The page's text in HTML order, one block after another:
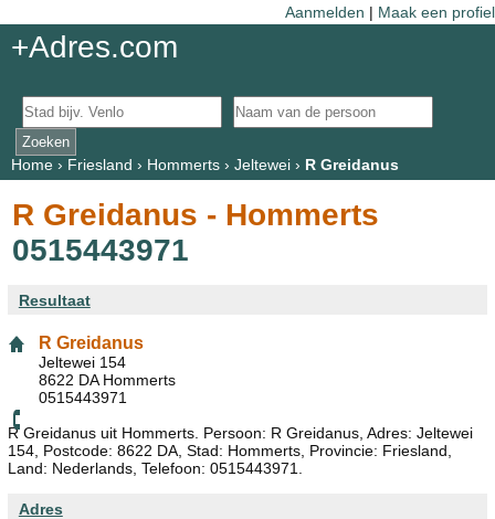
Aanmelden | Maak een profiel
+Adres.com
Home› Friesland › Hommerts› Jeltewei› R Greidanus
R Greidanus - Hommerts
0515443971
Resultaat
R Greidanus
Jeltewei 154
8622 DA Hommerts
0515443971
R Greidanus uit Hommerts. Persoon: R Greidanus, Adres: Jeltewei
154, Postcode: 8622 DA, Stad: Hommerts, Provincie: Friesland,
Land: Nederlands, Telefoon: 0515443971.
Adres